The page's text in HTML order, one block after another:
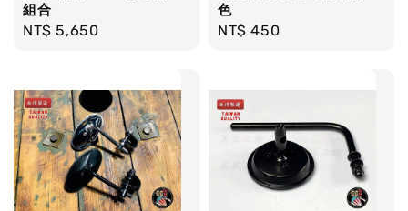
組合
Regular
NT$ 5,650
色
Regular
NT$ 450